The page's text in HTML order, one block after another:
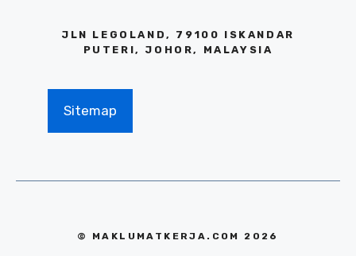
JLN LEGOLAND, 79100 ISKANDAR
PUTERI, JOHOR, MALAYSIA
Sitemap
© MAKLUMATKERJA.COM 2026